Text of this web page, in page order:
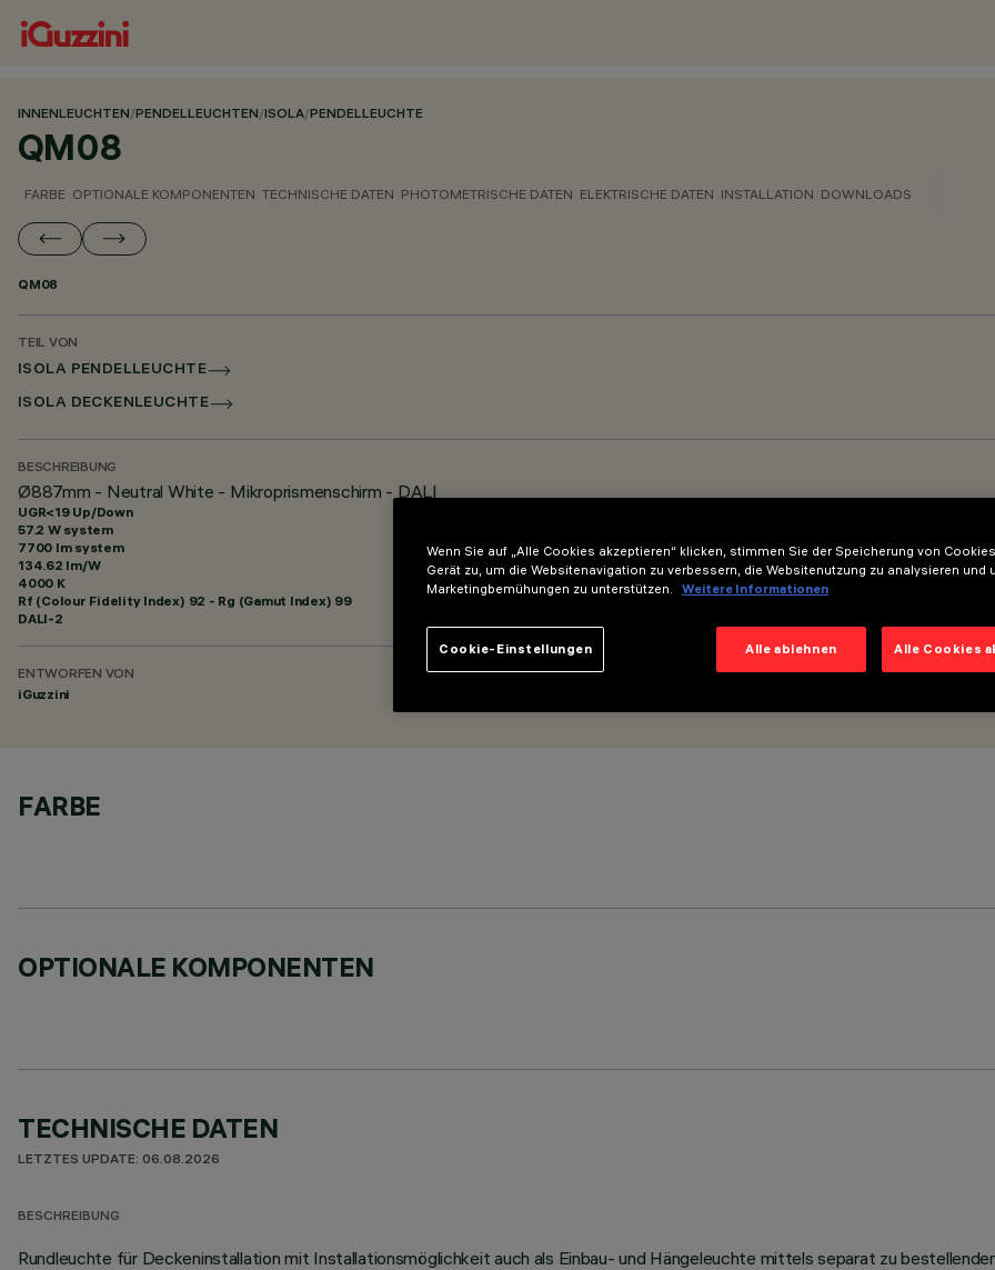
INNENLEUCHTEN/PENDELLEUCHTEN/ISOLA/PENDELLEUCHTE
QM08
FARBE OPTIONALE KOMPONENTEN TECHNISCHE DATEN PHOTOMETRISCHE DATEN ELEKTRISCHE DATEN INSTALLATION DOWNLOADS
QM08
TEIL VON
ISOLA PENDELLEUCHTE
ISOLA DECKENLEUCHTE
BESCHREIBUNG
Ø887mm - Neutral White - Mikroprismenschirm - DALI
UGR<19 Up/Down
57.2 W system
7700 lm system
134.62 lm/W
4000 K
Rf (Colour Fidelity Index) 92 - Rg (Gamut Index) 99
DALI-2
ENTWORFEN VON
iGuzzini
FARBE
OPTIONALE KOMPONENTEN
TECHNISCHE DATEN
LETZTES UPDATE: 06.08.2026
BESCHREIBUNG
Rundleuchte für Deckeninstallation mit Installationsmöglichkeit auch als Einbau- und Hängeleuchte mittels separat zu
Wenn Sie auf „Alle Cookies akzeptieren“ klicken, stimmen Sie der Speicherung von
Gerät zu, um die Websitenavigation zu verbessern, die Websitenutzung zu analysieren und
Marketingbemühungen zu unterstützen.
Weitere Informationen
Alle ablehnen Alle Cookies
Cookie-Einstellungen